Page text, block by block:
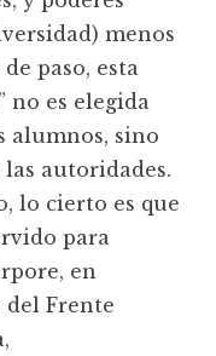
menos
paso, esta
no es elegida
alumnos, sino
autoridades.
lo cierto es que
para
en
del Frente